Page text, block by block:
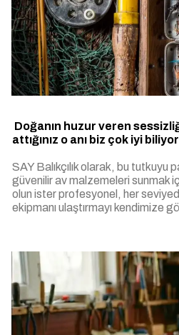
Doğanın huzur veren
attığınız o anı biz çok iyi
SAY Balıkçılık olarak, bu tutkuyu
güvenilir av malzemeleri sunmak
olun ister profesyonel, her
ekipmanı ulaştırmayı kendimize